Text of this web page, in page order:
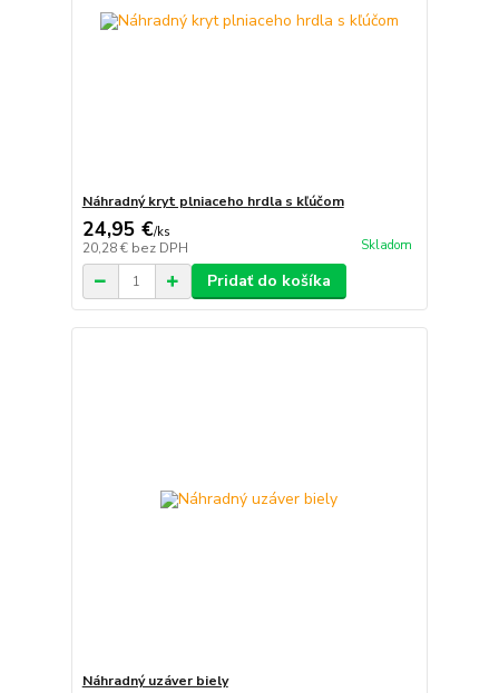
Náhradný kryt plniaceho hrdla s kľúčom
24,95 €/ks
20,28 € bez DPH Skladom
Pridať do košíka
Náhradný uzáver biely